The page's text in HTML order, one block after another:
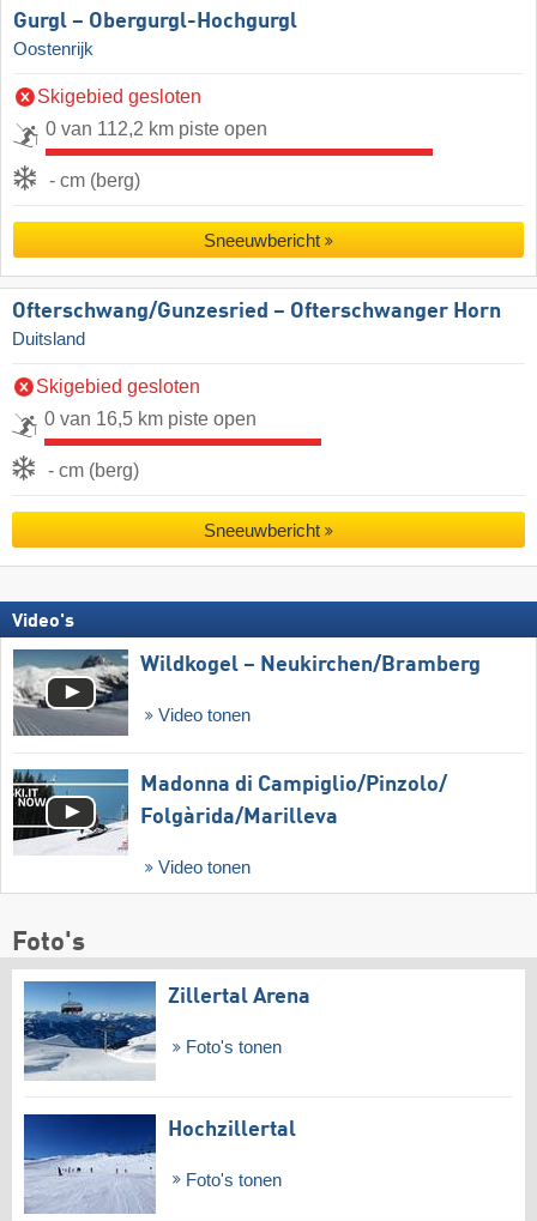
Gurgl – Obergurgl-Hochgurgl
Oostenrijk
Skigebied gesloten
0 van 112,2 km piste open
- cm (berg)
Sneeuwbericht
Ofterschwang/​Gunzesried – Ofterschwanger Horn
Duitsland
Skigebied gesloten
0 van 16,5 km piste open
- cm (berg)
Sneeuwbericht
Video's
Wildkogel – Neukirchen/​Bramberg
Video tonen
Madonna di Campiglio/​Pinzolo/​
Folgàrida/​Marilleva
Video tonen
Foto's
Zillertal Arena
Foto's tonen
Hochzillertal
Foto's tonen